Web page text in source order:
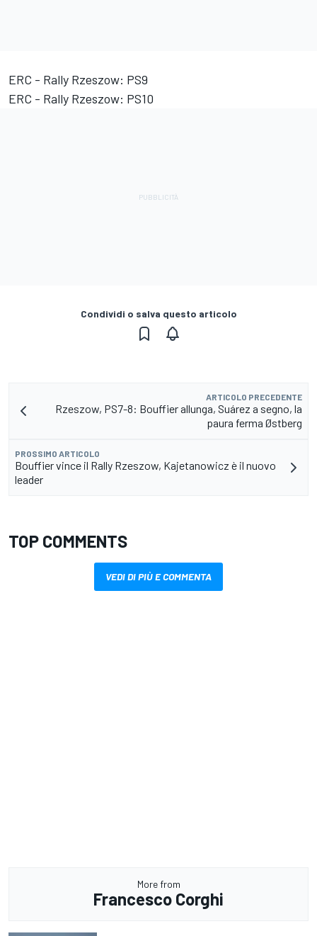
ERC - Rally Rzeszow: PS9
ERC - Rally Rzeszow: PS10
Condividi o salva questo articolo
ARTICOLO PRECEDENTE
Rzeszow, PS7-8: Bouffier allunga, Suárez a segno, la
paura ferma Østberg
PROSSIMO ARTICOLO
Bouffier vince il Rally Rzeszow, Kajetanowicz è il nuovo
leader
TOP COMMENTS
VEDI DI PIÙ E COMMENTA
More from
Francesco Corghi